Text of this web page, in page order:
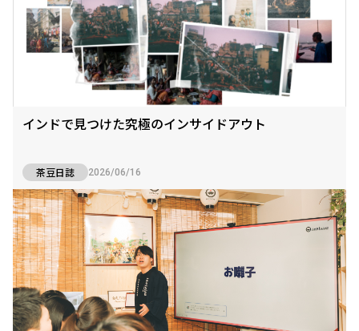
インドで見つけた究極のインサイドアウト
茶豆日誌 2026/06/16